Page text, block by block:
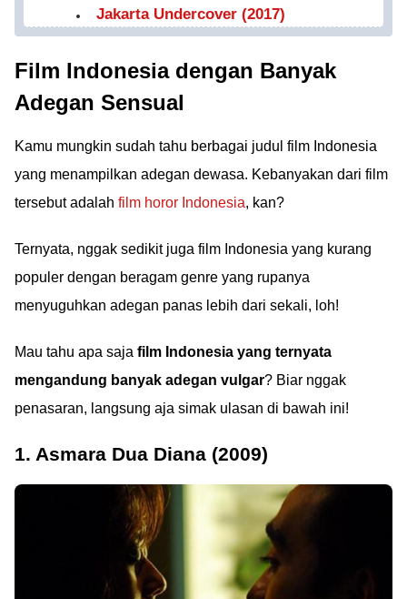
Jakarta Undercover (2017)
Film Indonesia dengan Banyak
Adegan Sensual
Kamu mungkin sudah tahu berbagai judul film Indonesia
yang menampilkan adegan dewasa. Kebanyakan dari film
tersebut adalah film horor Indonesia, kan?
Ternyata, nggak sedikit juga film Indonesia yang kurang
populer dengan beragam genre yang rupanya
menyuguhkan adegan panas lebih dari sekali, loh!
Mau tahu apa saja film Indonesia yang ternyata
mengandung banyak adegan vulgar? Biar nggak
penasaran, langsung aja simak ulasan di bawah ini!
1. Asmara Dua Diana (2009)